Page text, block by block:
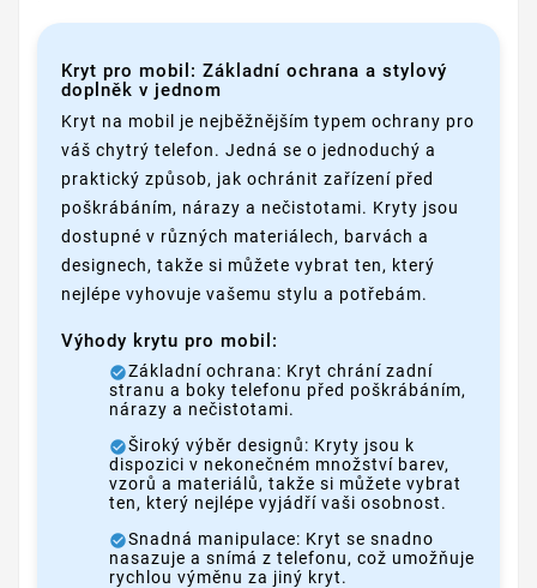
Kryt pro mobil: Základní ochrana a stylový
doplněk v jednom
Kryt na mobil je nejběžnějším typem ochrany pro
váš chytrý telefon. Jedná se o jednoduchý a
praktický způsob, jak ochránit zařízení před
poškrábáním, nárazy a nečistotami. Kryty jsou
dostupné v různých materiálech, barvách a
designech, takže si můžete vybrat ten, který
nejlépe vyhovuje vašemu stylu a potřebám.
Výhody krytu pro mobil:
Základní ochrana: Kryt chrání zadní
stranu a boky telefonu před poškrábáním,
nárazy a nečistotami.
Široký výběr designů: Kryty jsou k
dispozici v nekonečném množství barev,
vzorů a materiálů, takže si můžete vybrat
ten, který nejlépe vyjádří vaši osobnost.
Snadná manipulace: Kryt se snadno
nasazuje a snímá z telefonu, což umožňuje
rychlou výměnu za jiný kryt.